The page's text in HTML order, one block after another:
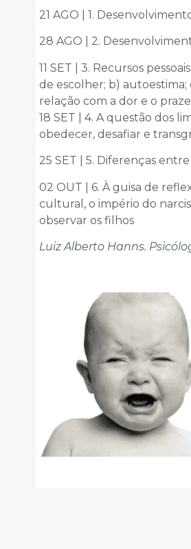
21 AGO | 1.
28 AGO | 2.
11 SET | 3. Recursos
de escolher; b)
relação com a dor e o
18 SET | 4. A questão dos
obedecer, desafiar e
25 SET | 5. Diferenças
02 OUT | 6. À guisa de
cultural, o império do
observar os filhos
Luiz Alberto Hanns.